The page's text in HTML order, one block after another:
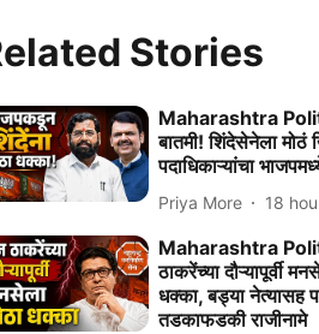
Stories
Maharashtra
बातमी! शिंदेसेनेला मोठं
पदाधिकाऱ्यांचा
Priya More 18
Maharashtra
ठाकरेंच्या दौऱ्यापूर्वी
धक्का, बड्या नेत्यासह
तडकाफडकी राजीनामे